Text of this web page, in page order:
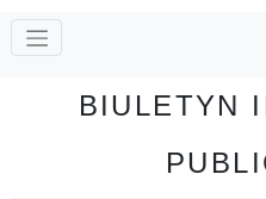
BIULETYN